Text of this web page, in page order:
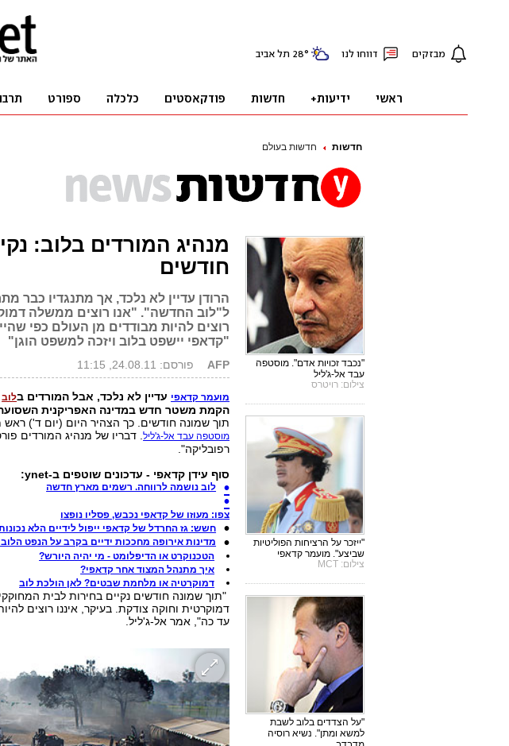
חדשות חדשות בעולם
חודשים
הרודן עדיין לא נלכד, אך מתנגדיו כבר
ל"לוב החדשה". "אנו רוצים ממשלה
רוצים להיות מבודדים מן העולם כפי
"קדאפי יישפט בלוב ויזכה למשפט הוגן"
AFP פורסם: 24.08.11, 11:15
מועמר קדאפי עדיין לא נלכד, אבל המורדים בלוב
הקמת משטר חדש במדינה האפריקנית
תוך שמונה חודשים. כך הצהיר היום (יום ד')
מוסטפה עבד אל-ג'ליל. דבריו של מנהיג המורדים
רפובליקה".
סוף עידן קדאפי - עדכונים שוטפים ב-ynet:
לוב נושמה לרווחה. רשמים מארץ חדשה
צפו: מעוזו של קדאפי נכבש, פסליו נופצו
חשש: גז החרדל של קדאפי ייפול לידיים הלא
מדינות אירופה מחככות ידיים בקרב על הנפט
הטכנוקרט או הדיפלומט - מי יהיה היורש?
איך מתנהל המצוד אחר קדאפי?
דמוקרטיה או מלחמת שבטים? לאן הולכת לוב
"תוך שמונה חודשים נקיים בחירות לבית
דמוקרטית וחוקה צודקת. בעיקר, איננו רוצים
עד כה", אמר אל-ג'ליל.
"נכבד זכויות אדם". מוסטפה
עבד אל-ג'ליל
צילום: רויטרס
"ייזכר על הרציחות הפוליטיות
שביצע". מועמר קדאפי
צילום: MCT
"על הצדדים בלוב לשבת
למשא ומתן". נשיא רוסיה